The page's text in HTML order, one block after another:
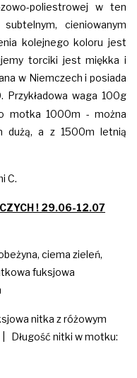
poliestrowej w ten
cieniowanym
kolejnego koloru jest
torciki jest miękka i
w Niemczech i posiada
Przykładowa waga 100g
motka 1000m - można
dużą, a z 1500m letnią
C.
! 29.06-12.07
ciema zieleń,
fuksjowa
nitka z różowym
Długość nitki w motku: